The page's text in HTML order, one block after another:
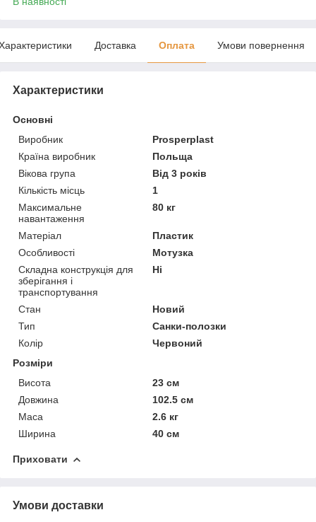
Доставка Оплата Умови повернення
Характеристики
Основні
Виробник
Prosperplast
Країна виробник
Польща
Вікова група
Від 3 років
Кількість місць
1
Максимальне
навантаження
80 кг
Матеріал
Пластик
Особливості
Мотузка
Складна конструкція для
зберігання і
транспортування
Ні
Стан
Новий
Тип
Санки-полозки
Колір
Червоний
Розміри
Висота
23 см
Довжина
102.5 см
Маса
2.6 кг
Ширина
40 см
Приховати
Умови доставки